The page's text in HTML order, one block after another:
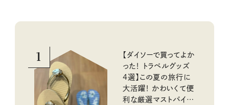
1
【ダイソーで買ってよか
った！ トラベルグッズ
4選】この夏の旅行に
大活躍！ かわいくて便
利な厳選マストバイア